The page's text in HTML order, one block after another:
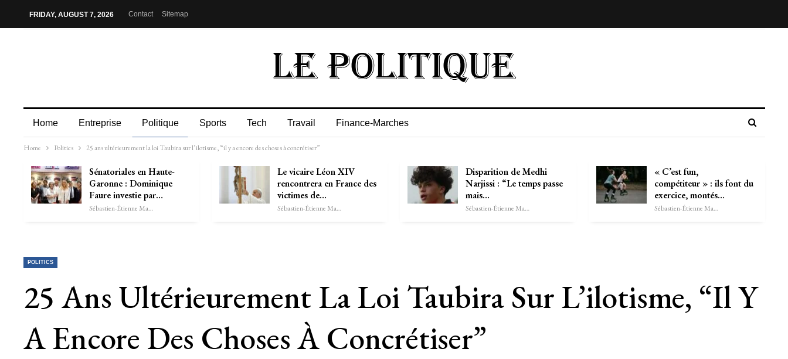
FRIDAY, AUGUST 7, 2026 Contact Sitemap
Home Entreprise Politique Sports Tech Travail Finance-Marches
Home Politics 25 ans ultérieurement la loi Taubira sur l’ilotisme, “il y a encore des choses à concrétiser”
Sénatoriales en Haute-
Garonne : Dominique
Faure investie par…
Sébastien-Étienne Marechal
Le vicaire Léon XIV
rencontrera en France des
victimes de…
Sébastien-Étienne Marechal
Disparition de Medhi
Narjissi : “Le temps passe
mais…
Sébastien-Étienne Marechal
« C’est fun,
compétiteur » : ils font du
exercice, montés…
Sébastien-Étienne Marechal
POLITICS
25 Ans Ultérieurement La Loi Taubira Sur L’ilotisme, “il Y
A Encore Des Choses À Concrétiser”